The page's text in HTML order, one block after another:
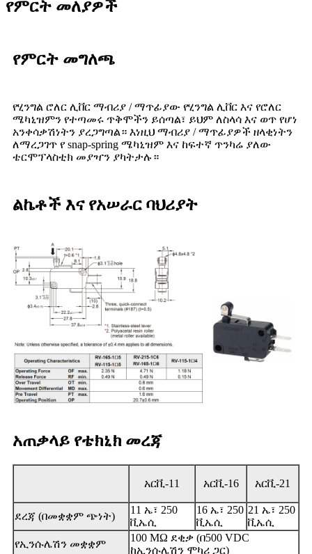
የምርት መለያዎች
የምርት መግለጫ
የሂንግል ሮለር ሊቨር ማብሪያ / ማጥፊያው የሂንግል ሊቨር እና የሮለር
ሜካኒዝምን የተጣመሩ ጥቅሞችን ይሰጣል፣ ይህም ለስላሳ እና ወጥ የሆነ
አንቀሳቃሽነትን ያረጋግጣል። እነዚህ ማብሪያ / ማጥፊያዎች ዘላቂነትን
ለማረጋገጥ የ snap-spring ሜካኒዝም እና ከፍተኛ ጥንካሬ ያለው
ቴርሞፕላስቲክ መያዣን ያካትታሉ።
ልኬቶች እና የአሠራር ባህሪያት
አጠቃላይ የቴክኒክ መረጃ
አርቪ-11 አርቪ-16 አርቪ-21
ደረጃ (በመቋቋም ጭነት)
11 ኤ፣ 250
ቪኤሲ
16 ኤ፣ 250
ቪኤሲ
21 ኤ፣ 250
ቪኤሲ
የኢንሱሌሽን መቋቋም
100 MΩ ደቂቃ (በ500 VDC
ከኢንሱሌሽን ሞካሪ ጋር)